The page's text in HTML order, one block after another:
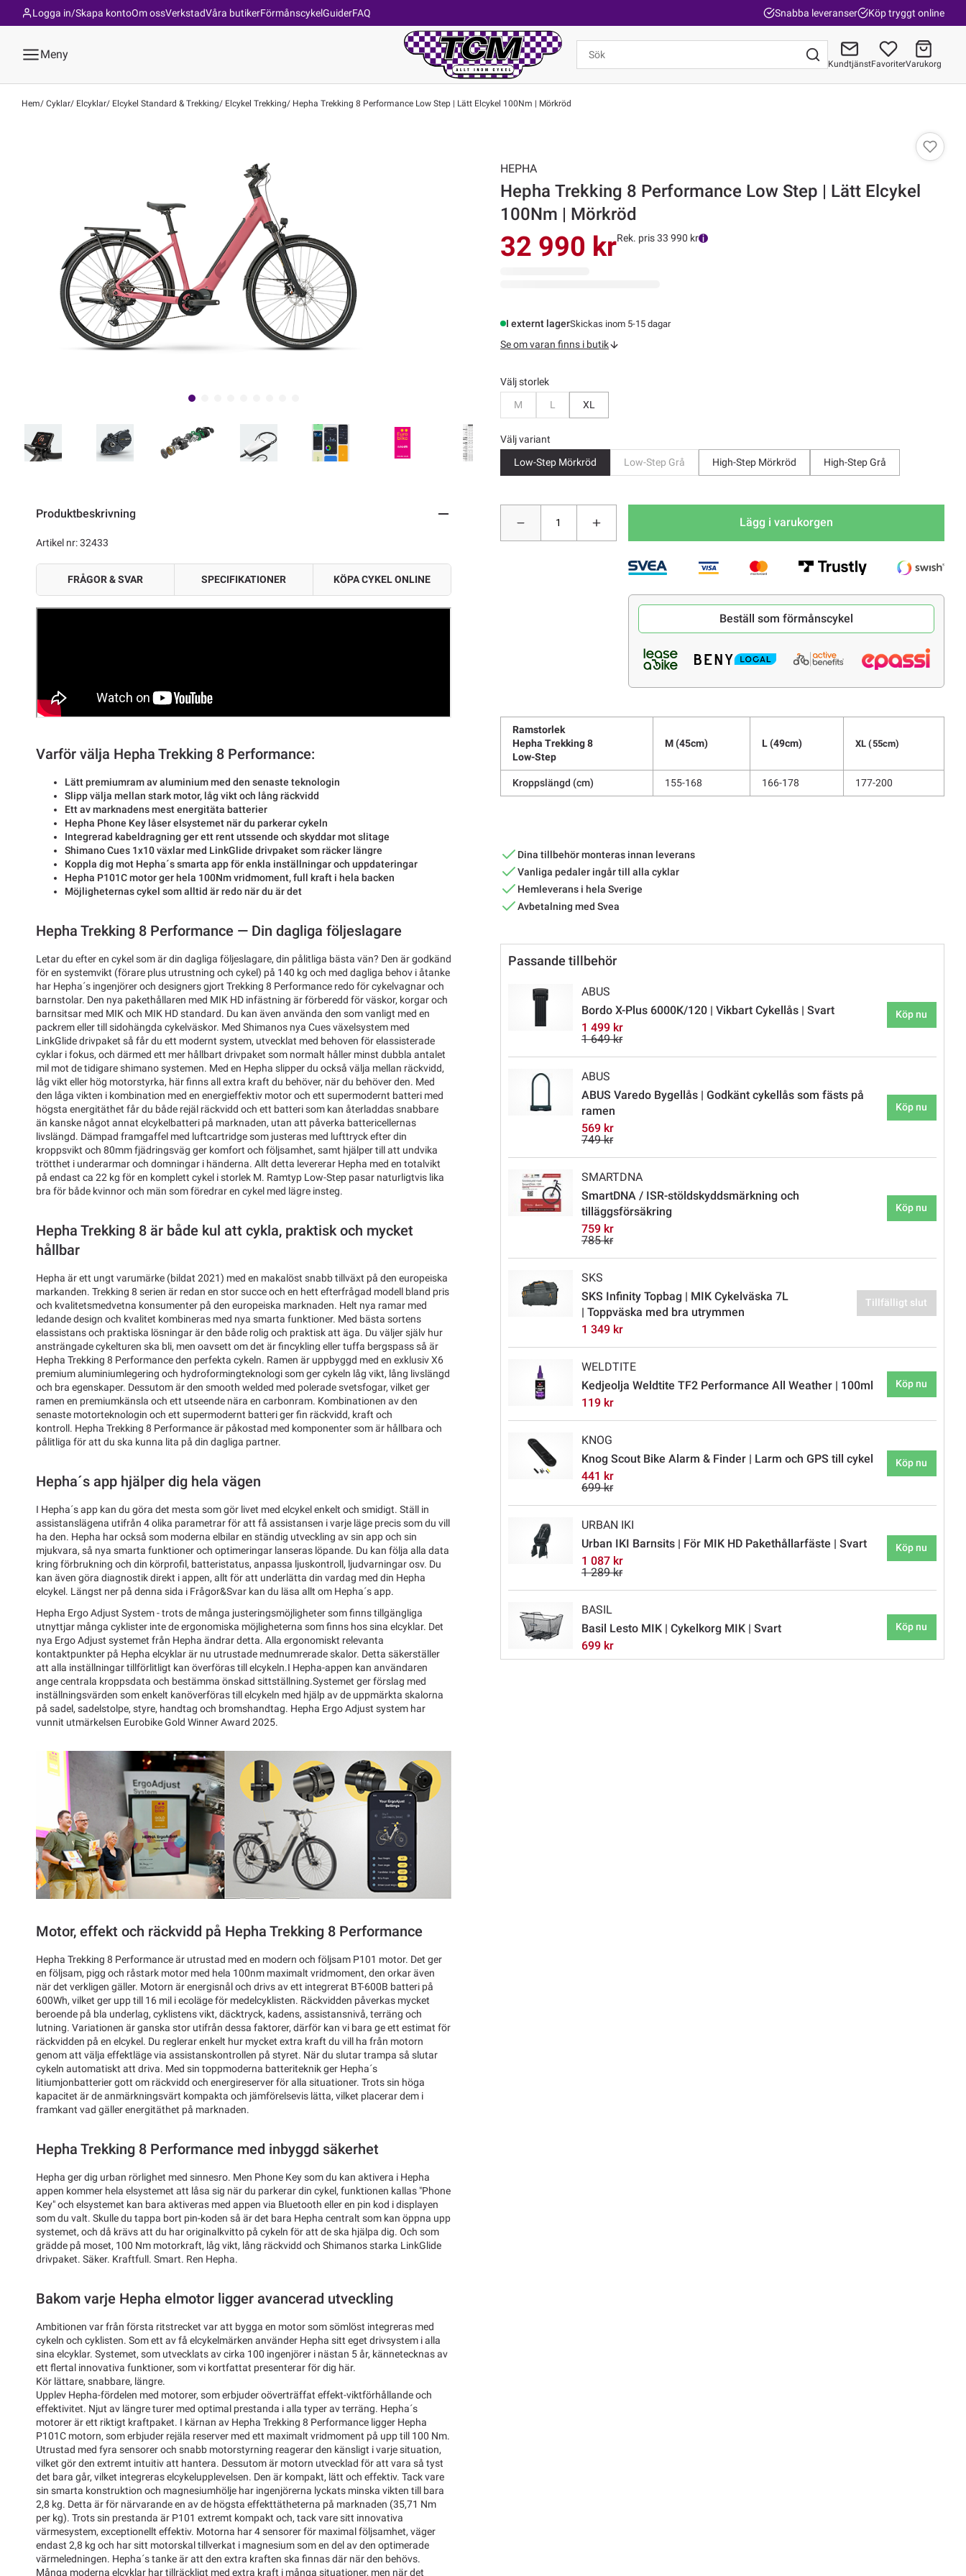
Om ossVerkstadVåra butikerFörmånscykelGuiderFAQ
Logga in/Skapa konto Snabba leveranser Köp tryggt online
Meny
KundtjänstFavoriterVarukorg
Hem Cyklar Elcyklar Elcykel Standard & Trekking Elcykel Trekking Hepha Trekking 8 Performance Low Step | Lätt Elcykel 100Nm | Mörkröd
Produktbeskrivning
Artikel nr: 32433
FRÅGOR & SVAR SPECIFIKATIONER KÖPA CYKEL ONLINE
Varför välja Hepha Trekking 8 Performance:
Lätt premiumram av aluminium med den senaste teknologin
Slipp välja mellan stark motor, låg vikt och lång räckvidd
Ett av marknadens mest energitäta batterier
Hepha Phone Key låser elsystemet när du parkerar cykeln
Integrerad kabeldragning ger ett rent utssende och skyddar mot slitage
Shimano Cues 1x10 växlar med LinkGlide drivpaket som räcker längre
Koppla dig mot Hepha´s smarta app för enkla inställningar och uppdateringar
Hepha P101C motor ger hela 100Nm vridmoment, full kraft i hela backen
Möjligheternas cykel som alltid är redo när du är det
Hepha Trekking 8 Performance — Din dagliga följeslagare
Letar du efter en cykel som är din dagliga följeslagare, din pålitliga bästa vän? Den är godkänd
för en systemvikt (förare plus utrustning och cykel) på 140 kg och med dagliga behov i åtanke
har Hepha´s ingenjörer och designers gjort Trekking 8 Performance redo för cykelvagnar och
barnstolar. Den nya pakethållaren med MIK HD infästning är förberedd för väskor, korgar och
barnsitsar med MIK och MIK HD standard. Du kan även använda den som vanligt med en
packrem eller till sidohängda cykelväskor. Med Shimanos nya Cues växelsystem med
LinkGlide drivpaket så får du ett modernt system, utvecklat med behoven för elassisterade
cyklar i fokus, och därmed ett mer hållbart drivpaket som normalt håller minst dubbla antalet
mil mot de tidigare shimano systemen. Med en Hepha slipper du också välja mellan räckvidd,
låg vikt eller hög motorstyrka, här finns all extra kraft du behöver, när du behöver den. Med
den låga vikten i kombination med en energieffektiv motor och ett supermodernt batteri med
högsta energitäthet får du både rejäl räckvidd och ett batteri som kan återladdas snabbare
än kanske något annat elcykelbatteri på marknaden, utan att påverka battericellernas
livslängd. Dämpad framgaffel med luftcartridge som justeras med lufttryck efter din
kroppsvikt och 80mm fjädringsväg ger komfort och följsamhet, samt hjälper till att undvika
trötthet i underarmar och domningar i händerna. Allt detta levererar Hepha med en totalvikt
på endast ca 22 kg för en komplett cykel i storlek M. Ramtyp Low-Step pasar naturligtvis lika
bra för både kvinnor och män som föredrar en cykel med lägre insteg.
Hepha Trekking 8 är både kul att cykla, praktisk och mycket
hållbar
Hepha är ett ungt varumärke (bildat 2021) med en makalöst snabb tillväxt på den europeiska
markanden. Trekking 8 serien är redan en stor succe och en hett efterfrågad modell bland pris
och kvalitetsmedvetna konsumenter på den europeiska marknaden. Helt nya ramar med
ledande design och kvalitet kombineras med nya smarta funktioner. Med bästa sortens
elassistans och praktiska lösningar är den både rolig och praktisk att äga. Du väljer själv hur
ansträngade cykelturen ska bli, men oavsett om det är fincykling eller tuffa bergspass så är
Hepha Trekking 8 Performance den perfekta cykeln. Ramen är uppbyggd med en exklusiv X6
premium aluminiumlegering och hydroformingteknologi som ger cykeln låg vikt, lång livslängd
och bra egenskaper. Dessutom är den smooth welded med polerade svetsfogar, vilket ger
ramen en premiumkänsla och ett utseende nära en carbonram. Kombinationen av den
senaste motorteknologin och ett supermodernt batteri ger fin räckvidd, kraft och
kontroll. Hepha Trekking 8 Performance är påkostad med komponenter som är hållbara och
pålitliga för att du ska kunna lita på din dagliga partner.
Hepha´s app hjälper dig hela vägen
I Hepha´s app kan du göra det mesta som gör livet med elcykel enkelt och smidigt. Ställ in
assistanslägena utifrån 4 olika parametrar för att få assistansen i varje läge precis som du vill
ha den. Hepha har också som moderna elbilar en ständig utveckling av sin app och sin
mjukvara, så nya smarta funktioner och optimeringar lanseras löpande. Du kan följa alla data
kring förbrukning och din körprofil, batteristatus, anpassa ljuskontroll, ljudvarningar osv. Du
kan även göra diagnostik direkt i appen, allt för att underlätta din vardag med din Hepha
elcykel. Längst ner på denna sida i Frågor&Svar kan du läsa allt om Hepha´s app.
Hepha Ergo Adjust System - trots de många justeringsmöjligheter som finns tillgängliga
utnyttjar många cyklister inte de ergonomiska möjligheterna som finns hos sina elcyklar. Det
nya Ergo Adjust systemet från Hepha ändrar detta. Alla ergonomiskt relevanta
kontaktpunkter på Hepha elcyklar är nu utrustade mednumrerade skalor. Detta säkerställer
att alla inställningar tillförlitligt kan överföras till elcykeln.I Hepha-appen kan användaren
ange centrala kroppsdata och bestämma önskad sittställning.Systemet ger förslag med
inställningsvärden som enkelt kanöverföras till elcykeln med hjälp av de uppmärkta skalorna
på sadel, sadelstolpe, styre, handtag och bromshandtag. Hepha Ergo Adjust system har
vunnit utmärkelsen Eurobike Gold Winner Award 2025.
Motor, effekt och räckvidd på Hepha Trekking 8 Performance
Hepha Trekking 8 Performance är utrustad med en modern och följsam P101 motor. Det ger
en följsam, pigg och råstark motor med hela 100nm maximalt vridmoment, den orkar även
när det verkligen gäller. Motorn är energisnål och drivs av ett integrerat BT-600B batteri på
600Wh, vilket ger upp till 16 mil i ecoläge för medelcyklisten. Räckvidden påverkas mycket
beroende på bla underlag, cyklistens vikt, däcktryck, kadens, assistansnivå, terräng och
lutning. Variationen är ganska stor utifrån dessa faktorer, därför kan vi bara ge ett estimat för
räckvidden på en elcykel. Du reglerar enkelt hur mycket extra kraft du vill ha från motorn
genom att välja effektläge via assistanskontrollen på styret. När du slutar trampa så slutar
cykeln automatiskt att driva. Med sin toppmoderna batteriteknik ger Hepha´s
litiumjonbatterier gott om räckvidd och energireserver för alla situationer. Trots sin höga
kapacitet är de anmärkningsvärt kompakta och jämförelsevis lätta, vilket placerar dem i
framkant vad gäller energitäthet på marknaden.
Hepha Trekking 8 Performance med inbyggd säkerhet
Hepha ger dig urban rörlighet med sinnesro. Men Phone Key som du kan aktivera i Hepha
appen kommer hela elsystemet att låsa sig när du parkerar din cykel, funktionen kallas "Phone
Key" och elsystemet kan bara aktiveras med appen via Bluetooth eller en pin kod i displayen
som du valt. Skulle du tappa bort pin-koden så är det bara Hepha centralt som kan öppna upp
systemet, och då krävs att du har originalkvitto på cykeln för att de ska hjälpa dig. Och som
grädde på moset, 100 Nm motorkraft, låg vikt, lång räckvidd och Shimanos starka LinkGlide
drivpaket. Säker. Kraftfull. Smart. Ren Hepha.
Bakom varje Hepha elmotor ligger avancerad utveckling
Ambitionen var från första ritstrecket var att bygga en motor som sömlöst integreras med
cykeln och cyklisten. Som ett av få elcykelmärken använder Hepha sitt eget drivsystem i alla
sina elcyklar. Systemet, som utvecklats av cirka 100 ingenjörer i nästan 5 år, kännetecknas av
ett flertal innovativa funktioner, som vi kortfattat presenterar för dig här.
Kör lättare, snabbare, längre.
Upplev Hepha-fördelen med motorer, som erbjuder oöverträffat effekt-viktförhållande och
effektivitet. Njut av längre turer med optimal prestanda i alla typer av terräng. Hepha´s
motorer är ett riktigt kraftpaket. I kärnan av Hepha Trekking 8 Performance ligger Hepha
P101C motorn, som erbjuder rejäla reserver med ett maximalt vridmoment på upp till 100 Nm.
Utrustad med fyra sensorer och snabb motorstyrning reagerar den känsligt i varje situation,
vilket gör den extremt intuitiv att hantera. Dessutom är motorn utvecklad för att vara så tyst
det bara går, vilket integreras elcykelupplevelsen. Den är kompakt, lätt och effektiv. Tack vare
sin smarta konstruktion och magnesiumhölje har ingenjörerna lyckats minska vikten till bara
2,8 kg. Detta är för närvarande en av de högsta effekttätheterna på marknaden (35,71 Nm
per kg). Trots sin prestanda är P101 extremt kompakt och, tack vare sitt innovativa
värmesystem, exceptionellt effektiv. Motorna har 4 sensorer för maximal följsamhet, väger
endast 2,8 kg och har sitt motorskal tillverkat i magnesium som en del av den optimerade
värmeledningen. Hepha´s tanke är att den extra kraften ska finnas där när den behövs.
Många moderna elcyklar har tillräckligt med extra kraft i många situationer, men när det
HEPHA
Hepha Trekking 8 Performance Low Step | Lätt Elcykel
100Nm | Mörkröd
32 990 krRek. pris 33 990 kr
I externt lagerSkickas inom 5-15 dagar
Se om varan finns i butik
Välj storlek
M
L XL
Välj variant
Low-Step Mörkröd
Low-Step Grå High-Step Mörkröd High-Step Grå
Lägg i varukorgen
Beställ som förmånscykel
Ramstorlek
Hepha Trekking 8
Low-Step
M (45cm) L (49cm) XL (55cm)
Kroppslängd (cm) 155-168 166-178 177-200
Dina tillbehör monteras innan leverans
Vanliga pedaler ingår till alla cyklar
Hemleverans i hela Sverige
Avbetalning med Svea
Passande tillbehör
ABUS
Bordo X-Plus 6000K/120 | Vikbart Cykellås | Svart
1 499 kr
1 649 kr
Köp nu
ABUS
ABUS Varedo Bygellås | Godkänt cykellås som fästs på
ramen
569 kr
749 kr
Köp nu
SMARTDNA
SmartDNA / ISR-stöldskyddsmärkning och
tilläggsförsäkring
759 kr
785 kr
Köp nu
SKS
SKS Infinity Topbag | MIK Cykelväska 7L
| Toppväska med bra utrymmen
1 349 kr
Tillfälligt slut
WELDTITE
Kedjeolja Weldtite TF2 Performance All Weather | 100ml
119 kr
Köp nu
KNOG
Knog Scout Bike Alarm & Finder | Larm och GPS till cykel
441 kr
699 kr
Köp nu
URBAN IKI
Urban IKI Barnsits | För MIK HD Pakethållarfäste | Svart
1 087 kr
1 289 kr
Köp nu
BASIL
Basil Lesto MIK | Cykelkorg MIK | Svart
699 kr
Köp nu